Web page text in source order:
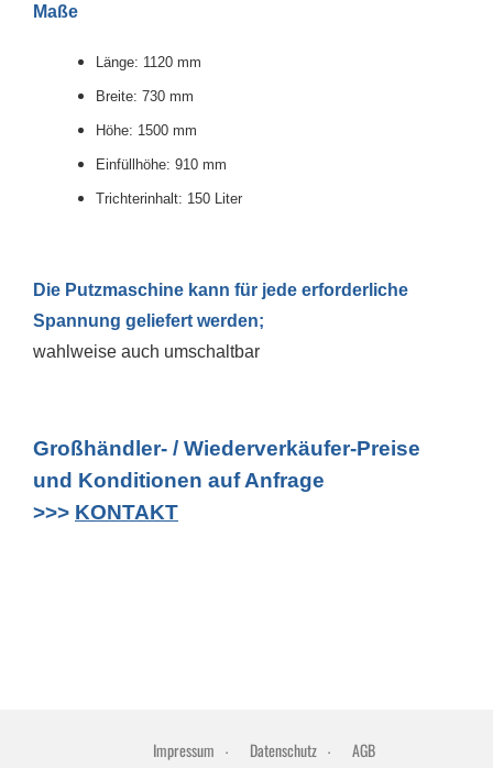
Maße
Länge: 1120 mm
Breite: 730 mm
Höhe: 1500 mm
Einfüllhöhe: 910 mm
Trichterinhalt: 150 Liter
Die Putzmaschine kann für jede erforderliche
Spannung geliefert werden;
wahlweise auch umschaltbar
Großhändler- / Wiederverkäufer-Preise
und Konditionen auf Anfrage
>>> KONTAKT
Impressum Datenschutz AGB